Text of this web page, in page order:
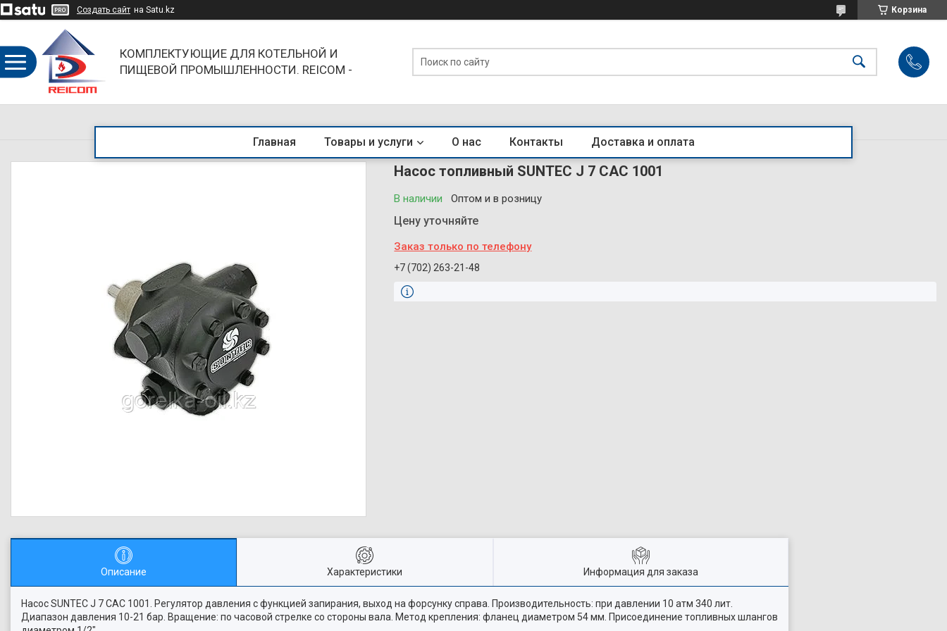
Создать сайт на Satu.kz Корзина
КОМПЛЕКТУЮЩИЕ ДЛЯ КОТЕЛЬНОЙ И
ПИЩЕВОЙ ПРОМЫШЛЕННОСТИ. REICOM -
Главная Товары и услуги О нас Контакты Доставка и оплата
Насос топливный SUNTEC J 7 CAC 1001
В наличии Оптом и в розницу
Цену уточняйте
Заказ только по телефону
+7 (702) 263-21-48
Описание Характеристики Информация для заказа
Насос SUNTEC J 7 CAC 1001. Регулятор давления с функцией запирания, выход на форсунку справа. Производительность: при давлении 10 атм 340 лит.
Диапазон давления 10-21 бар. Вращение: по часовой стрелке со стороны вала. Метод крепления: фланец диаметром 54 мм. Присоединение топливных шлангов